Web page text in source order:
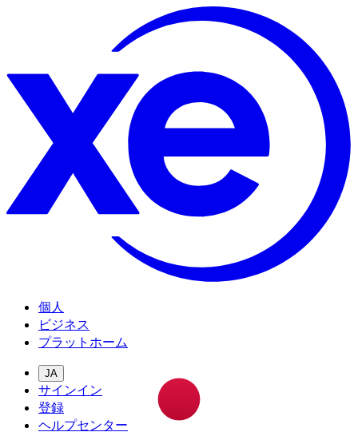
個人
ビジネス
プラットホーム
JA
サインイン
登録
ヘルプセンター